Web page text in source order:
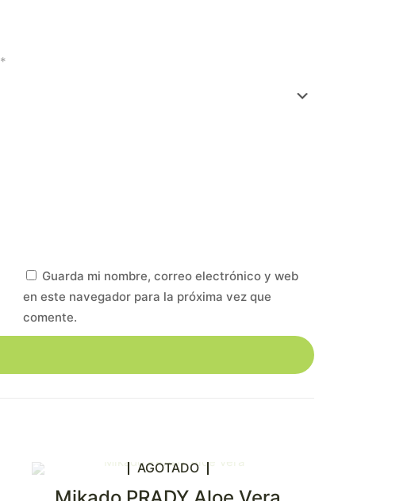
*
Guarda mi nombre, correo electrónico y web
en este navegador para la próxima vez que
comente.
AGOTADO